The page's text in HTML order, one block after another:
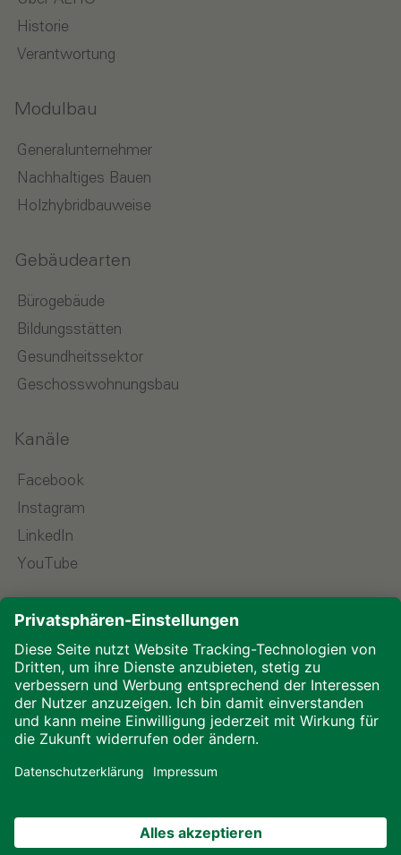
Historie
Verantwortung
Modulbau
Generalunternehmer
Nachhaltiges Bauen
Holzhybridbauweise
Gebäudearten
Bürogebäude
Bildungsstätten
Gesundheitssektor
Geschosswohnungsbau
Kanäle
Facebook
Instagram
LinkedIn
YouTube
Sprache wählen
Impressum
Downloads
Cookies